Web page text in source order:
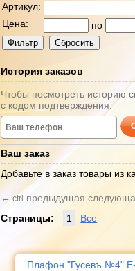
Артикул:
Цена:
по
История заказов
Чтобы посмотреть историю
с кодом подтверждения.
Ваш заказ
Добавьте в заказ товары из
← ctrl предыдущая
Страницы:
1 Все
Плафон "Гусевъ №4"